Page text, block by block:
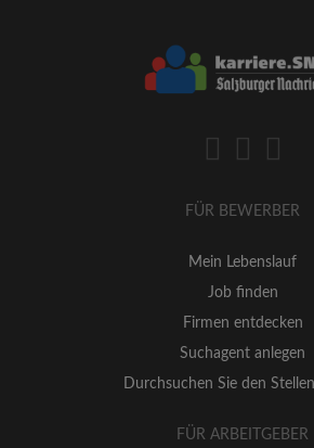
FÜR BEWERBER
Mein Lebenslauf
Job finden
Firmen entdecken
Suchagent anlegen
Durchsuchen Sie den
FÜR ARBEITGEBER